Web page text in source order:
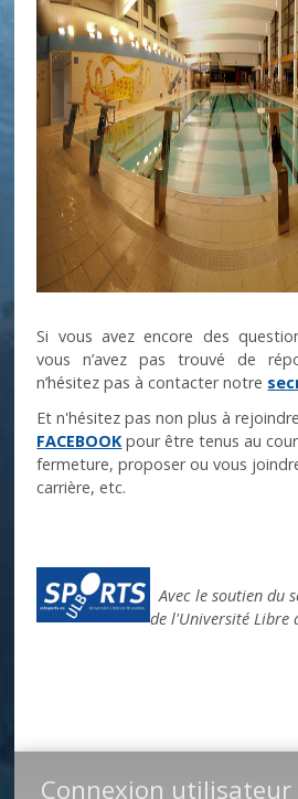
Si vous avez encore des
vous n’avez pas trouvé de
n’hésitez pas à contacter notre
Et n'hésitez pas non plus à
FACEBOOK pour être tenus au
fermeture, proposer ou vous
carrière, etc.
Avec le soutien du
de l'Université Libre
Connexion utilisateur